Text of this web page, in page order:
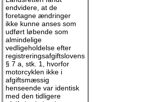
endvidere, at de
foretagne ændringer
ikke kunne anses som
udført løbende som
almindelige
vedligeholdelse efter
registreringsafgiftslovens
§ 7 a, stk. 1, hvorfor
motorcyklen ikke i
afgiftsmæssig
henseende var identisk
med den tidligere